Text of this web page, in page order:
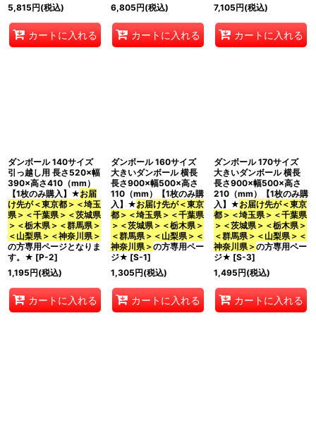
5,815円(税込)
カートに入れる
6,805円(税込)
カートに入れる
7,105円(税込)
カートに入れる
ダンボール 140サイズ
引っ越し用 長さ520×幅
390×高さ410（mm）
【1枚のみ購入】★お届
け先が＜東京都＞＜埼玉
県＞＜千葉県＞＜茨城県
＞＜栃木県＞＜群馬県＞
＜山梨県＞＜神奈川県＞
の方専用ページとなりま
す。★ [P-2]
1,195円(税込)
カートに入れる
ダンボール 160サイズ
大きいダンボール 横長
長さ900×幅500×高さ
110（mm）【1枚のみ購
入】★お届け先が＜東京
都＞＜埼玉県＞＜千葉県
＞＜茨城県＞＜栃木県＞
＜群馬県＞＜山梨県＞＜
神奈川県＞の方専用ペー
ジ★ [S-1]
1,305円(税込)
カートに入れる
ダンボール 170サイズ
大きいダンボール 横長
長さ900×幅500×高さ
210（mm）【1枚のみ購
入】★お届け先が＜東京
都＞＜埼玉県＞＜千葉県
＞＜茨城県＞＜栃木県＞
＜群馬県＞＜山梨県＞＜
神奈川県＞の方専用ペー
ジ★ [S-3]
1,495円(税込)
カートに入れる